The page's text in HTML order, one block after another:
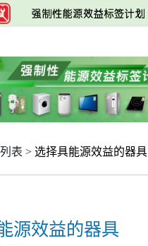
表 > 选择具能源效益的器具
源效益的器具